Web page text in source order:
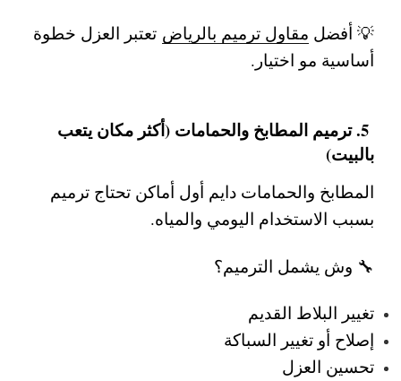
💡 أفضل مقاول ترميم بالرياض تعتبر العزل خطوة
أساسية مو اختيار.
5. ترميم المطابخ والحمامات (أكثر مكان يتعب
بالبيت)
المطابخ والحمامات دايم أول أماكن تحتاج ترميم
بسبب الاستخدام اليومي والمياه.
🔧 وش يشمل الترميم؟
تغيير البلاط القديم
إصلاح أو تغيير السباكة
تحسين العزل